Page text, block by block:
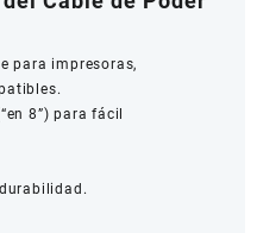
para impresoras,
8”) para fácil